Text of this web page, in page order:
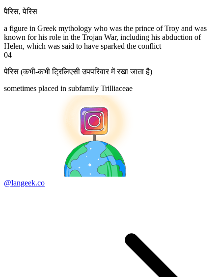
पैरिस,पेरिस
a figure in Greek mythology who was the prince of Troy and was
known for his role in the Trojan War, including his abduction of
Helen, which was said to have sparked the conflict
04
पेरिस (कभी-कभी ट्रिलिएसी उपपरिवार में रखा जाता है)
sometimes placed in subfamily Trilliaceae
@langeek.co